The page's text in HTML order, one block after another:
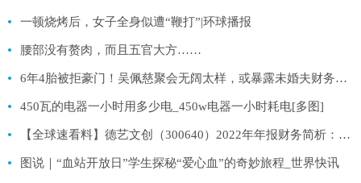
一顿烧烤后，女子全身似遭“鞭打”|环球播报
腰部没有赘肉，而且五官大方……
6年4胎被拒豪门！吴佩慈聚会无阔太样，或暴露未婚夫财务状况
450瓦的电器一小时用多少电_450w电器一小时耗电[多图]
【全球速看料】德艺文创（300640）2022年年报财务简析：营收净利润双双增长，盈利能力上升
图说｜“血站开放日”学生探秘“爱心血”的奇妙旅程_世界快讯